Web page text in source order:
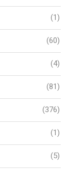
(1)
(60)
(4)
(81)
(376)
(1)
(5)